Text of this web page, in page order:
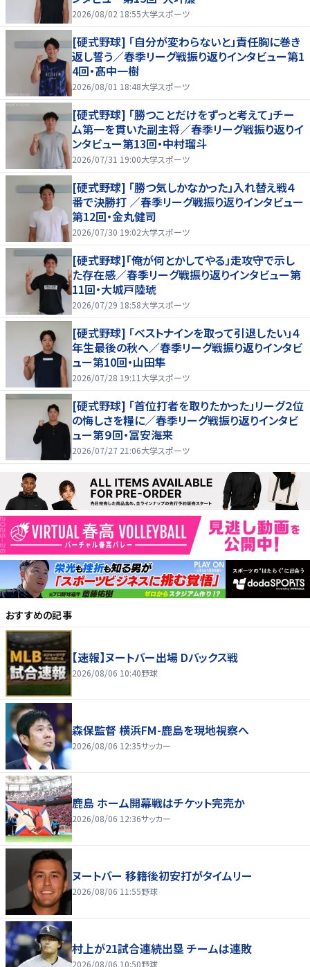
2026/08/02 18:55大学スポーツ
[硬式野球] 「自分が変わらないと」責任胸に巻き
返し誓う／春季リーグ戦振り返りインタビュー第1
4回・髙中一樹
2026/08/01 18:48大学スポーツ
[硬式野球] 「勝つことだけをずっと考えて」チー
ム第一を貫いた副主将／春季リーグ戦振り返りイ
ンタビュー第13回・中村瑠斗
2026/07/31 19:00大学スポーツ
[硬式野球] 「勝つ気しかなかった」入れ替え戦４
番で決勝打 ／春季リーグ戦振り返りインタビュー
第12回・金丸健司
2026/07/30 19:02大学スポーツ
[硬式野球]「俺が何とかしてやる」走攻守で示し
た存在感／春季リーグ戦振り返りインタビュー第
11回・大城戸陸琥
2026/07/29 18:58大学スポーツ
[硬式野球] 「ベストナインを取って引退したい」４
年生最後の秋へ／春季リーグ戦振り返りインタビ
ュー第10回・山田隼
2026/07/28 19:11 大学スポーツ
[硬式野球] 「首位打者を取りたかった」リーグ２位
の悔しさを糧に／春季リーグ戦振り返りインタビ
ュー第９回・冨安海来
2026/07/27 21:06大学スポーツ
おすすめの記事
【速報】ヌートバー出場 Dバックス戦
2026/08/06 10:40野球
森保監督 横浜FM-鹿島を現地視察へ
2026/08/06 12:35サッカー
鹿島 ホーム開幕戦はチケット完売か
2026/08/06 12:36サッカー
ヌートバー 移籍後初安打がタイムリー
2026/08/06 11:55野球
村上が21試合連続出塁 チームは連敗
2026/08/06 10:50野球